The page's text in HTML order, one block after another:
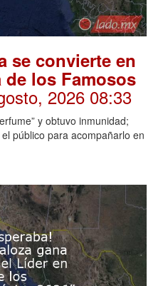
se convierte en
de los Famosos
2026 08:33
y obtuvo inmunidad;
público para acompañarlo en